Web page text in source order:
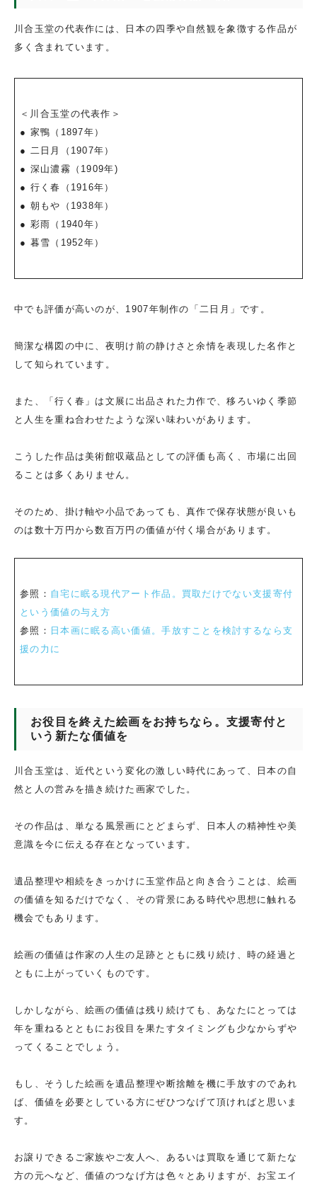
川合玉堂の代表作には、日本の四季や自然観を象徴する作品が
多く含まれています。
＜川合玉堂の代表作＞
● 家鴨（1897年）
● 二日月（1907年）
● 深山濃霧（1909年)
● 行く春（1916年）
● 朝もや（1938年）
● 彩雨（1940年）
● 暮雪（1952年）
中でも評価が高いのが、1907年制作の「二日月」です。
簡潔な構図の中に、夜明け前の静けさと余情を表現した名作と
して知られています。
また、「行く春」は文展に出品された力作で、移ろいゆく季節
と人生を重ね合わせたような深い味わいがあります。
こうした作品は美術館収蔵品としての評価も高く、市場に出回
ることは多くありません。
そのため、掛け軸や小品であっても、真作で保存状態が良いも
のは数十万円から数百万円の価値が付く場合があります。
参照： 自宅に眠る現代アート作品。買取だけでない支援寄付
という価値の与え方
参照： 日本画に眠る高い価値。手放すことを検討するなら支
援の力に
お役目を終えた絵画をお持ちなら。支援寄付と
いう新たな価値を
川合玉堂は、近代という変化の激しい時代にあって、日本の自
然と人の営みを描き続けた画家でした。
その作品は、単なる風景画にとどまらず、日本人の精神性や美
意識を今に伝える存在となっています。
遺品整理や相続をきっかけに玉堂作品と向き合うことは、絵画
の価値を知るだけでなく、その背景にある時代や思想に触れる
機会でもあります。
絵画の価値は作家の人生の足跡とともに残り続け、時の経過と
ともに上がっていくものです。
しかしながら、絵画の価値は残り続けても、あなたにとっては
年を重ねるとともにお役目を果たすタイミングも少なからずや
ってくることでしょう。
もし、そうした絵画を遺品整理や断捨離を機に手放すのであれ
ば、価値を必要としている方にぜひつなげて頂ければと思いま
す。
お譲りできるご家族やご友人へ、あるいは買取を通じて新たな
方の元へなど、価値のつなげ方は色々とありますが、お宝エイ